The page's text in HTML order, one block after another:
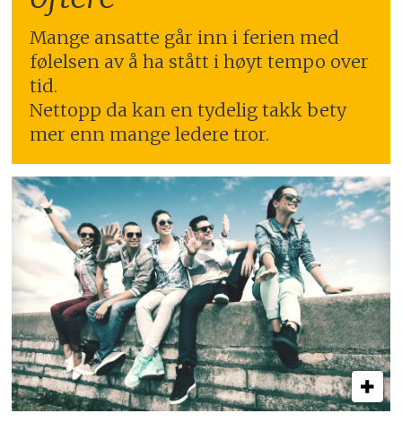
Mange ansatte går inn i ferien med
følelsen av å ha stått i høyt tempo over
tid.
Nettopp da kan en tydelig takk bety
mer enn mange ledere tror.